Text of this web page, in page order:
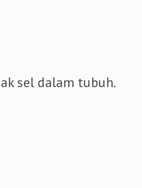
sel dalam tubuh.